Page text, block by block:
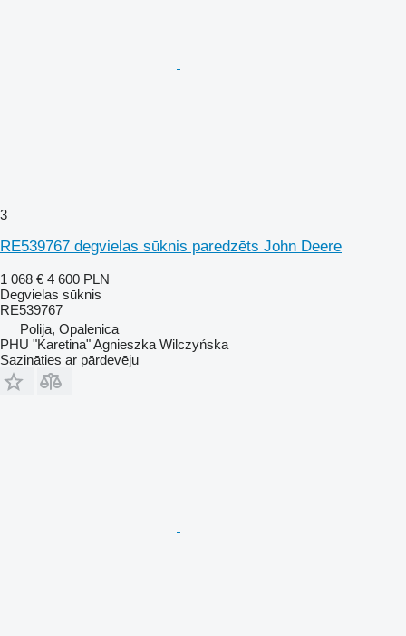
3
RE539767 degvielas sūknis paredzēts John Deere
1 068 € 4 600 PLN
Degvielas sūknis
RE539767
Polija, Opalenica
PHU "Karetina" Agnieszka Wilczyńska
Sazināties ar pārdevēju